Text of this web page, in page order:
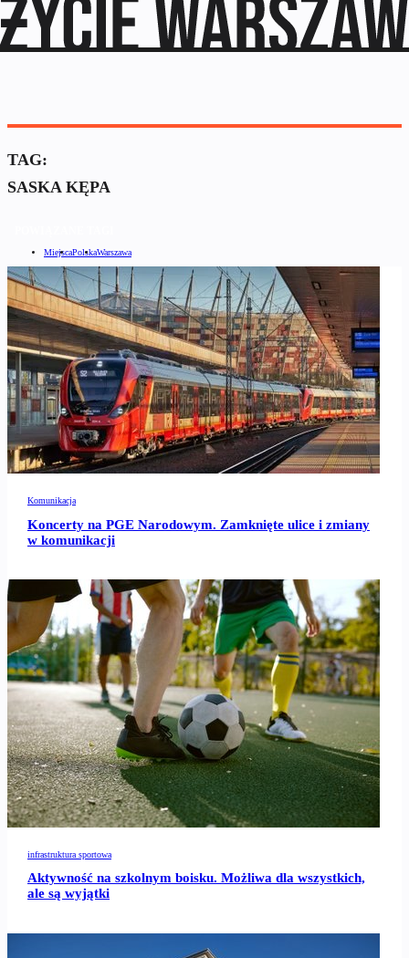
TAG:
SASKA KĘPA
MiejscaPolskaWarszawa
Komunikacja
Koncerty na PGE Narodowym. Zamknięte ulice i zmiany
w komunikacji
infrastruktura sportowa
Aktywność na szkolnym boisku. Możliwa dla wszystkich,
ale są wyjątki